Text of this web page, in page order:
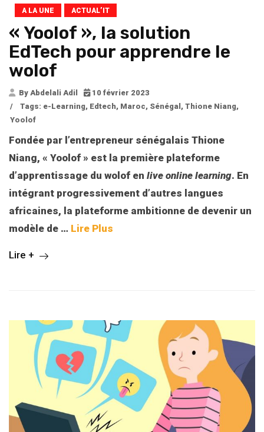
A LA UNE ACTUAL’IT
« Yoolof », la solution
EdTech pour apprendre le
wolof
By Abdelali Adil
10 février 2023
/
Tags: e-Learning, Edtech, Maroc, Sénégal , Thione Niang,
Yoolof
Fondée par l’entrepreneur sénégalais Thione
Niang, « Yoolof » est la première plateforme
d’apprentissage du wolof en live online learning. En
intégrant progressivement d’autres langues
africaines, la plateforme ambitionne de devenir un
modèle de … Lire Plus
Lire +